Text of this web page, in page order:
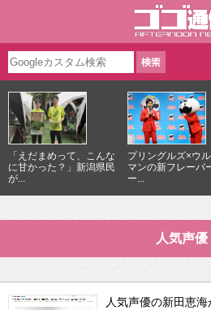
「えだまめって、こんな
に甘かった？」新潟県民
が...
プリングルズ×ウ
マンの新フレーバ
ー...
人気声優
人気声優の新田恵